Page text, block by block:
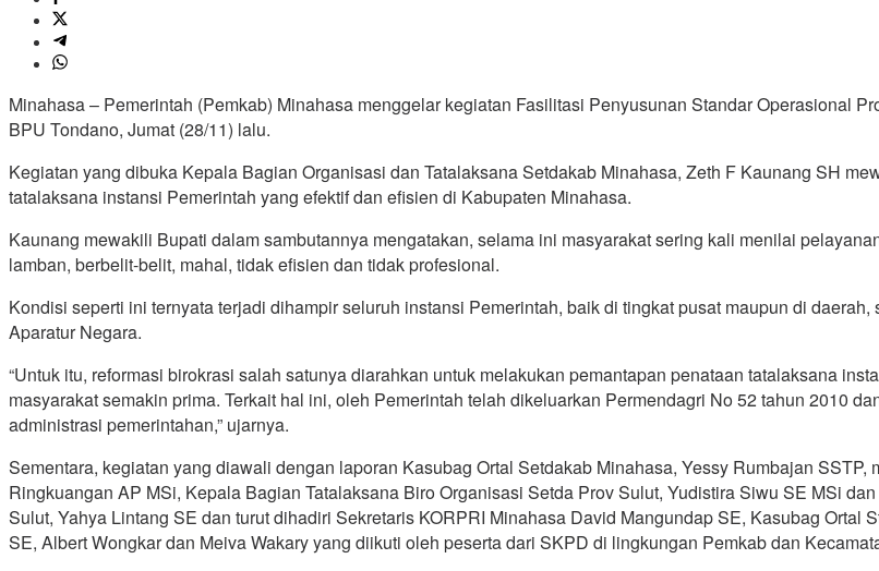
Minahasa – Pemerintah (Pemkab) Minahasa menggelar kegiatan Fasilitasi Penyusunan Standar Operasional
BPU Tondano, Jumat (28/11) lalu.
Kegiatan yang dibuka Kepala Bagian Organisasi dan Tatalaksana Setdakab Minahasa, Zeth F Kaunang SH
tatalaksana instansi Pemerintah yang efektif dan efisien di Kabupaten Minahasa.
Kaunang mewakili Bupati dalam sambutannya mengatakan, selama ini masyarakat sering kali menilai
lamban, berbelit-belit, mahal, tidak efisien dan tidak profesional.
Kondisi seperti ini ternyata terjadi dihampir seluruh instansi Pemerintah, baik di tingkat pusat maupun di
Aparatur Negara.
“Untuk itu, reformasi birokrasi salah satunya diarahkan untuk melakukan pemantapan penataan tatalaksana
masyarakat semakin prima. Terkait hal ini, oleh Pemerintah telah dikeluarkan Permendagri No 52 tahun 2010
administrasi pemerintahan,” ujarnya.
Sementara, kegiatan yang diawali dengan laporan Kasubag Ortal Setdakab Minahasa, Yessy Rumbajan
Ringkuangan AP MSi, Kepala Bagian Tatalaksana Biro Organisasi Setda Prov Sulut, Yudistira Siwu SE MSi
Sulut, Yahya Lintang SE dan turut dihadiri Sekretaris KORPRI Minahasa David Mangundap SE, Kasubag
SE, Albert Wongkar dan Meiva Wakary yang diikuti oleh peserta dari SKPD di lingkungan Pemkab dan